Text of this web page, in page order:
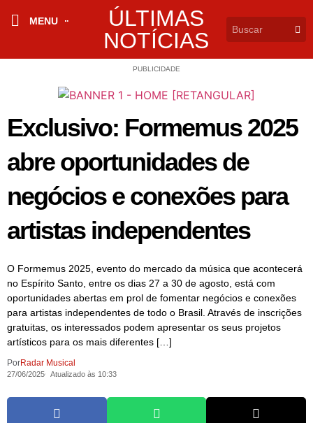
MENU
ÚLTIMAS
NOTÍCIAS
PUBLICIDADE
Exclusivo: Formemus 2025
abre oportunidades de
negócios e conexões para
artistas independentes
O Formemus 2025, evento do mercado da música que acontecerá
no Espírito Santo, entre os dias 27 a 30 de agosto, está com
oportunidades abertas em prol de fomentar negócios e conexões
para artistas independentes de todo o Brasil. Através de inscrições
gratuitas, os interessados podem apresentar os seus projetos
artísticos para os mais diferentes […]
PorRadar Musical
27/06/2025 Atualizado às 10:33